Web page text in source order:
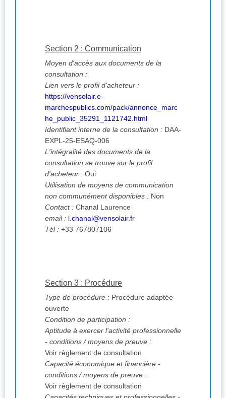
Section 2 : Communication
Moyen d'accès aux documents de la
consultation :
Lien vers le profil d'acheteur :
https://vensolair.e-
marchespublics.com/pack/annonce_marc
he_public_35291_1121742.html
Identifiant interne de la consultation : DAA-
EXPL-25-ESAQ-006
L'intégralité des documents de la
consultation se trouve sur le profil
d'acheteur : Oui
Utilisation de moyens de communication
non communément disponibles : Non
Contact : Chanal Laurence
email : l.chanal@vensolair.fr
Tél : +33 767807106
Section 3 : Procédure
Type de procédure : Procédure adaptée
ouverte
Condition de participation :
Aptitude à exercer l'activité professionnelle
- conditions / moyens de preuve :
Voir règlement de consultation
Capacité économique et financière -
conditions / moyens de preuve :
Voir règlement de consultation